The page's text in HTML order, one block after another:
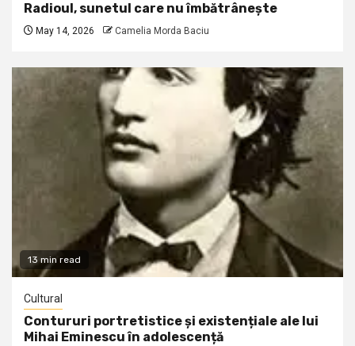
Radioul, sunetul care nu îmbătrânește
May 14, 2026 Camelia Morda Baciu
13 min read
Cultural
Contururi portretistice și existențiale ale lui
Mihai Eminescu în adolescență